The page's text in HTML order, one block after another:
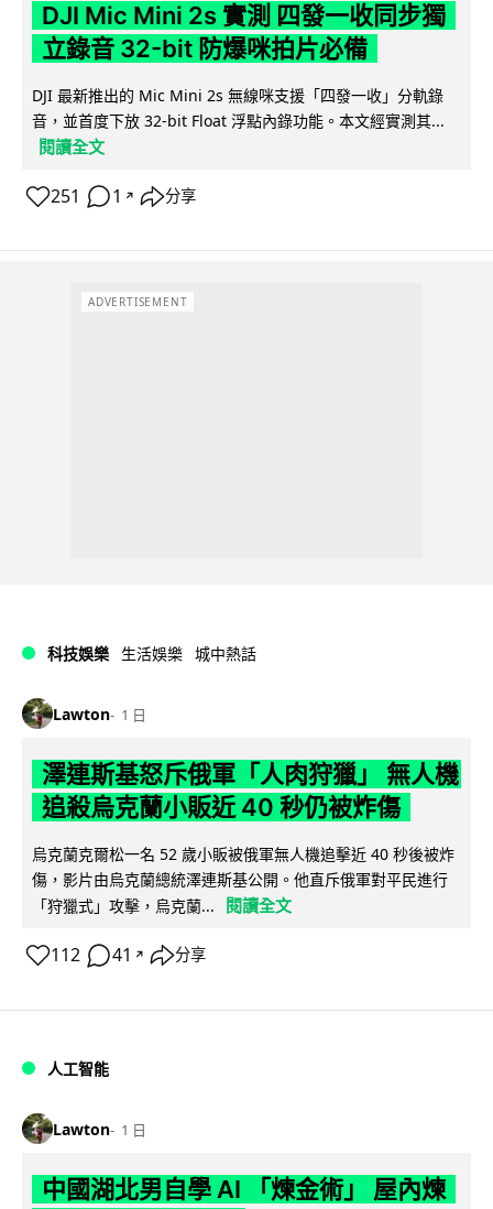
DJI Mic Mini 2s 實測 四發一收同步獨
立錄音 32-bit 防爆咪拍片必備
DJI 最新推出的 Mic Mini 2s 無線咪支援「四發一收」分軌錄
音，並首度下放 32-bit Float 浮點內錄功能。本文經實測其...
閱讀全文
251 1 ↗ 分享
ADVERTISEMENT
科技娛樂 生活娛樂 城中熱話
Lawton 1 日
澤連斯基怒斥俄軍「人肉狩獵」 無人機
追殺烏克蘭小販近 40 秒仍被炸傷
烏克蘭克爾松一名 52 歲小販被俄軍無人機追擊近 40 秒後被炸
傷，影片由烏克蘭總統澤連斯基公開。他直斥俄軍對平民進行
「狩獵式」攻擊，烏克蘭...
閱讀全文
112 41 ↗ 分享
人工智能
Lawton 1 日
中國湖北男自學 AI 「煉金術」 屋內煉